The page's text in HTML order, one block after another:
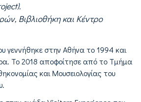
Βιβλιοθήκη και Κέντρο
γεννήθηκε στην Αθήνα το 1994 και
Το 2018 αποφοίτησε από το Τμήμα
και Μουσειολογίας του